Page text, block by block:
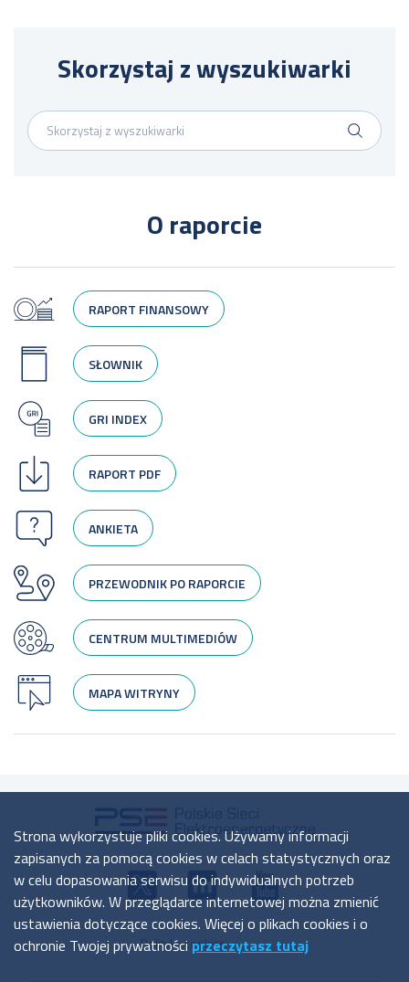
Skorzystaj z wyszukiwarki
O raporcie
RAPORT FINANSOWY
SŁOWNIK
GRI INDEX
RAPORT PDF
ANKIETA
PRZEWODNIK PO RAPORCIE
CENTRUM MULTIMEDIÓW
MAPA WITRYNY
Polityka cookies
Strona wykorzystuje pliki cookies. Używamy informacji
zapisanych za pomocą cookies w celach statystycznych oraz
w celu dopasowania serwisu do indywidualnych potrzeb
użytkowników. W przeglądarce internetowej można zmienić
ustawienia dotyczące cookies. Więcej o plikach cookies i o
ochronie Twojej prywatności przeczytasz tutaj